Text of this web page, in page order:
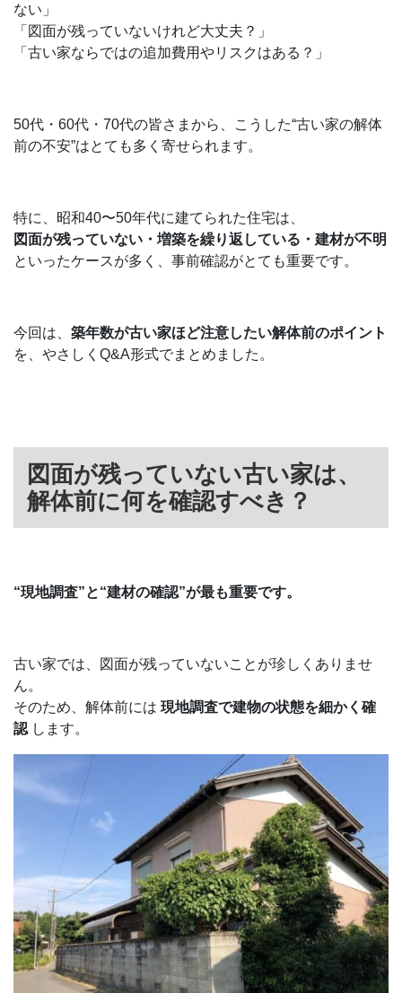
ない」
「図面が残っていないけれど大丈夫？」
「古い家ならではの追加費用やリスクはある？」
50代・60代・70代の皆さまから、こうした“古い家の解体
前の不安”はとても多く寄せられます。
特に、昭和40〜50年代に建てられた住宅は、
図面が残っていない・増築を繰り返している・建材が不明
といったケースが多く、事前確認がとても重要です。
今回は、 築年数が古い家ほど注意したい解体前のポイント
を、やさしくQ&A形式でまとめました。
図面が残っていない古い家は、
解体前に何を確認すべき？
“現地調査”と“建材の確認”が最も重要です。
古い家では、図面が残っていないことが珍しくありませ
ん。
そのため、解体前には 現地調査で建物の状態を細かく確
認 します。